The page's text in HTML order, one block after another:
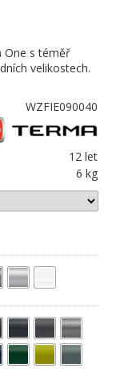
One s téměř
velikostech.
WZFIE090040
12 let
6 kg